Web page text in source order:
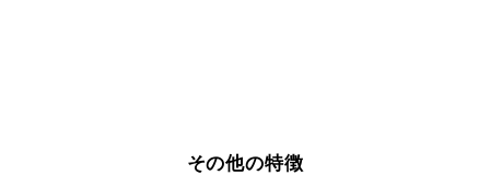
その他の特徴